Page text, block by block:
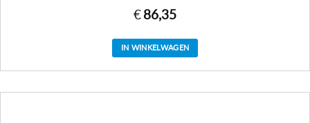
€86,35
IN WINKELWAGEN